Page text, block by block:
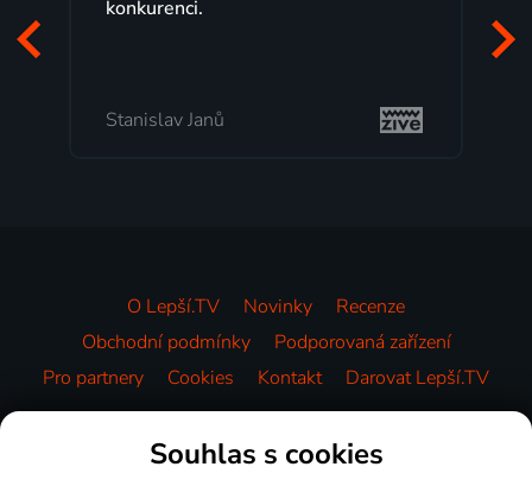
začátek programu, to je
Milada Tomešová
O Lepší.TV Novinky
Recenze
Obchodní podmínky
Podporovaná zařízení
Pro partnery
Cookies Kontakt Darovat Lepší.TV
Videotéka
Souhlas s cookies